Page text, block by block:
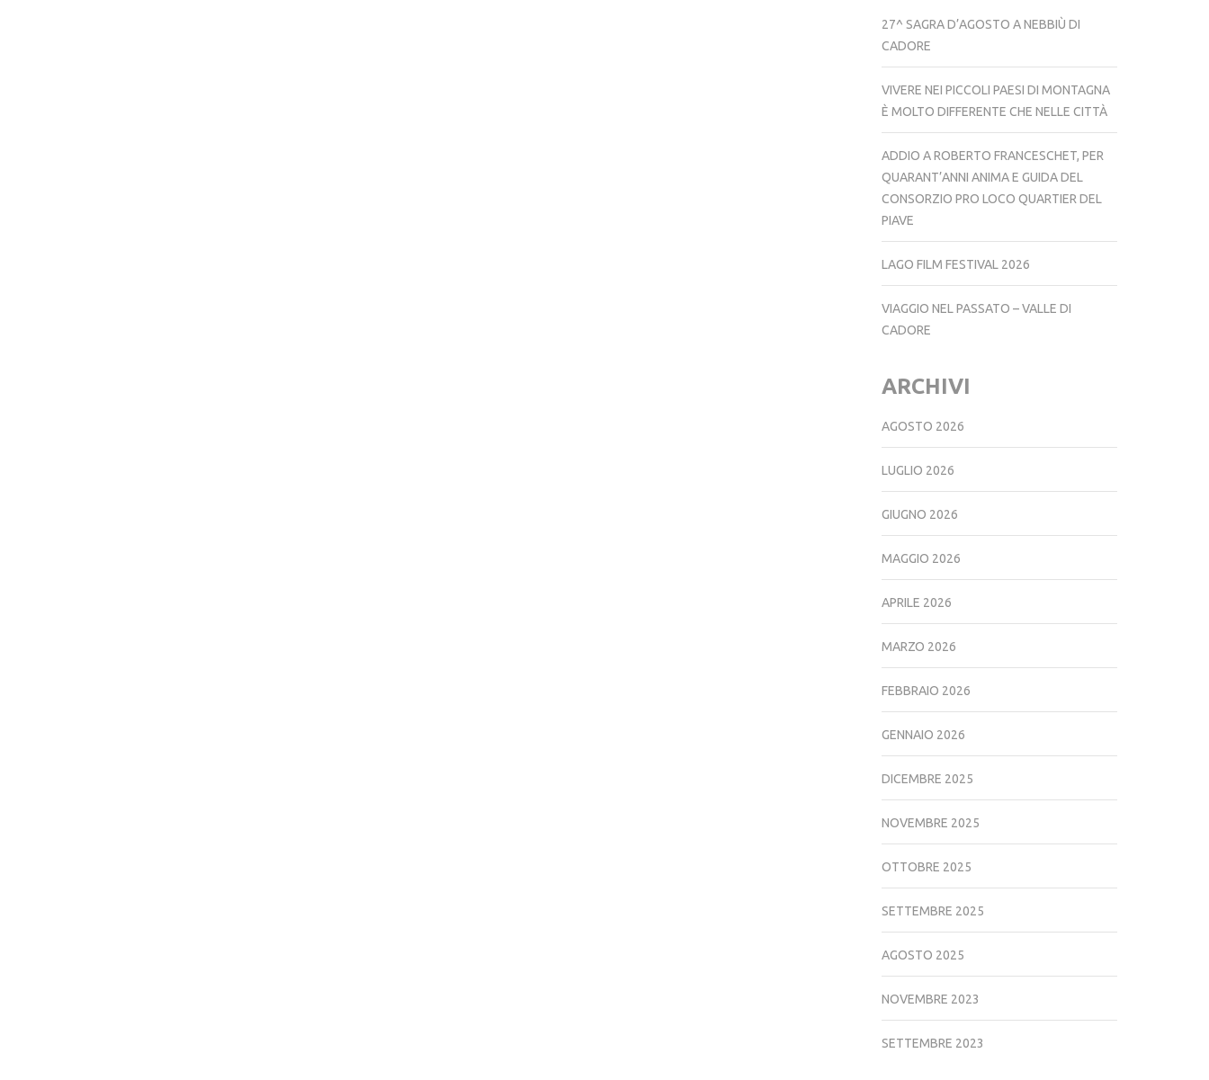
27^ SAGRA D’AGOSTO A NEBBIÙ DI
CADORE
VIVERE NEI PICCOLI PAESI DI MONTAGNA
È MOLTO DIFFERENTE CHE NELLE CITTÀ
ADDIO A ROBERTO FRANCESCHET, PER
QUARANT’ANNI ANIMA E GUIDA DEL
CONSORZIO PRO LOCO QUARTIER DEL
PIAVE
LAGO FILM FESTIVAL 2026
VIAGGIO NEL PASSATO – VALLE DI
CADORE
ARCHIVI
AGOSTO 2026
LUGLIO 2026
GIUGNO 2026
MAGGIO 2026
APRILE 2026
MARZO 2026
FEBBRAIO 2026
GENNAIO 2026
DICEMBRE 2025
NOVEMBRE 2025
OTTOBRE 2025
SETTEMBRE 2025
AGOSTO 2025
NOVEMBRE 2023
SETTEMBRE 2023